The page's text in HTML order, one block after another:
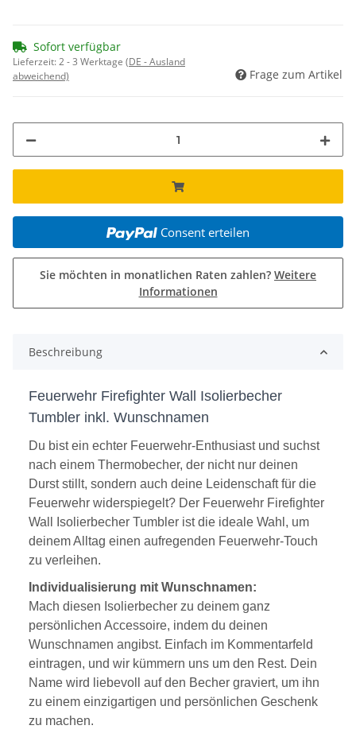
Sofort verfügbar
Lieferzeit:2 - 3 Werktage (DE - Ausland
abweichend)
Frage zum Artikel
Consent erteilen
Sie möchten in monatlichen Raten zahlen? Weitere
Informationen
Beschreibung
Feuerwehr Firefighter Wall Isolierbecher
Tumbler inkl. Wunschnamen
Du bist ein echter Feuerwehr-Enthusiast und suchst
nach einem Thermobecher, der nicht nur deinen
Durst stillt, sondern auch deine Leidenschaft für die
Feuerwehr widerspiegelt? Der Feuerwehr Firefighter
Wall Isolierbecher Tumbler ist die ideale Wahl, um
deinem Alltag einen aufregenden Feuerwehr-Touch
zu verleihen.
Individualisierung mit Wunschnamen:
Mach diesen Isolierbecher zu deinem ganz
persönlichen Accessoire, indem du deinen
Wunschnamen angibst. Einfach im Kommentarfeld
eintragen, und wir kümmern uns um den Rest. Dein
Name wird liebevoll auf den Becher graviert, um ihn
zu einem einzigartigen und persönlichen Geschenk
zu machen.